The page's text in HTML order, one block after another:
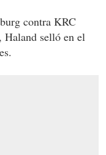
contra KRC
Haland selló en el